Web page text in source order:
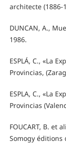
architecte (1886-
DUNCAN, A.,
1986.
ESPLÁ, C., «La
Provincias,
ESPLA, C., «La
Provincias
FOUCART, B. et
Somogy éditions